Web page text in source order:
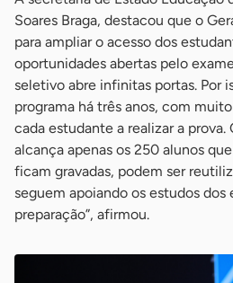
Soares Braga, destacou que o
para ampliar o acesso dos
oportunidades abertas pelo
seletivo abre infinitas portas. Por
programa há três anos, com
cada estudante a realizar a
alcança apenas os 250 alunos
ficam gravadas, podem ser
seguem apoiando os estudos dos
preparação”, afirmou.